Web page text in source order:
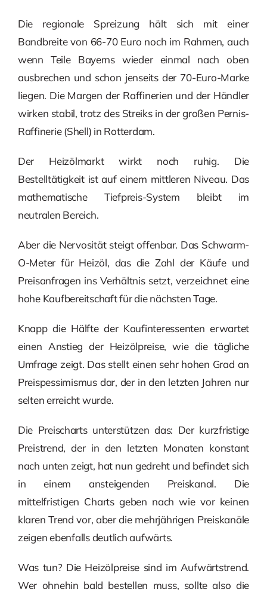
Die regionale Spreizung hält sich mit einer
Bandbreite von 66-70 Euro noch im Rahmen, auch
wenn Teile Bayerns wieder einmal nach oben
ausbrechen und schon jenseits der 70-Euro-Marke
liegen. Die Margen der Raffinerien und der Händler
wirken stabil, trotz des Streiks in der großen Pernis-
Raffinerie (Shell) in Rotterdam.
Der Heizölmarkt wirkt noch ruhig. Die
Bestelltätigkeit ist auf einem mittleren Niveau. Das
mathematische Tiefpreis-System bleibt im
neutralen Bereich.
Aber die Nervosität steigt offenbar. Das Schwarm-
O-Meter für Heizöl, das die Zahl der Käufe und
Preisanfragen ins Verhältnis setzt, verzeichnet eine
hohe Kaufbereitschaft für die nächsten Tage.
Knapp die Hälfte der Kaufinteressenten erwartet
einen Anstieg der Heizölpreise, wie die tägliche
Umfrage zeigt. Das stellt einen sehr hohen Grad an
Preispessimismus dar, der in den letzten Jahren nur
selten erreicht wurde.
Die Preischarts unterstützen das: Der kurzfristige
Preistrend, der in den letzten Monaten konstant
nach unten zeigt, hat nun gedreht und befindet sich
in einem ansteigenden Preiskanal. Die
mittelfristigen Charts geben nach wie vor keinen
klaren Trend vor, aber die mehrjährigen Preiskanäle
zeigen ebenfalls deutlich aufwärts.
Was tun? Die Heizölpreise sind im Aufwärtstrend.
Wer ohnehin bald bestellen muss, sollte also die